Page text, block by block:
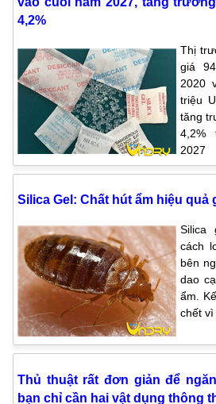
4,2%
Thị
giá
2020
triệu
tăng
4,2%
2027
Silica Gel: Chất hút ẩm hiệu quả
Silica
cách
bên
dao
ẩm.
chết
Thủ thuật rất đơn giản để
bạn chỉ cần hai vật dụng thông